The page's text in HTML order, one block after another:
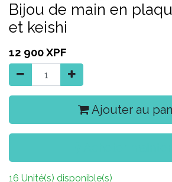
Bijou de main en
et keishi
12 900XPF
Ajouter au
16 Unité(s) disponible(s)